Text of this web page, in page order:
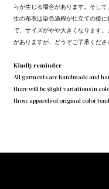
らが生じる場合があります。そし
生の布衣は染色過程が仕立ての後
で、サイズがやや大きくなります
がありますが、どうぞご了承くださ
Kindly reminder
All garments are handmade and
there will be slight variations in
those apparels of original color